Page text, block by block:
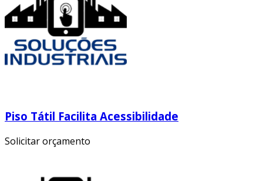
Piso Tátil Facilita Acessibilidade
Solicitar orçamento